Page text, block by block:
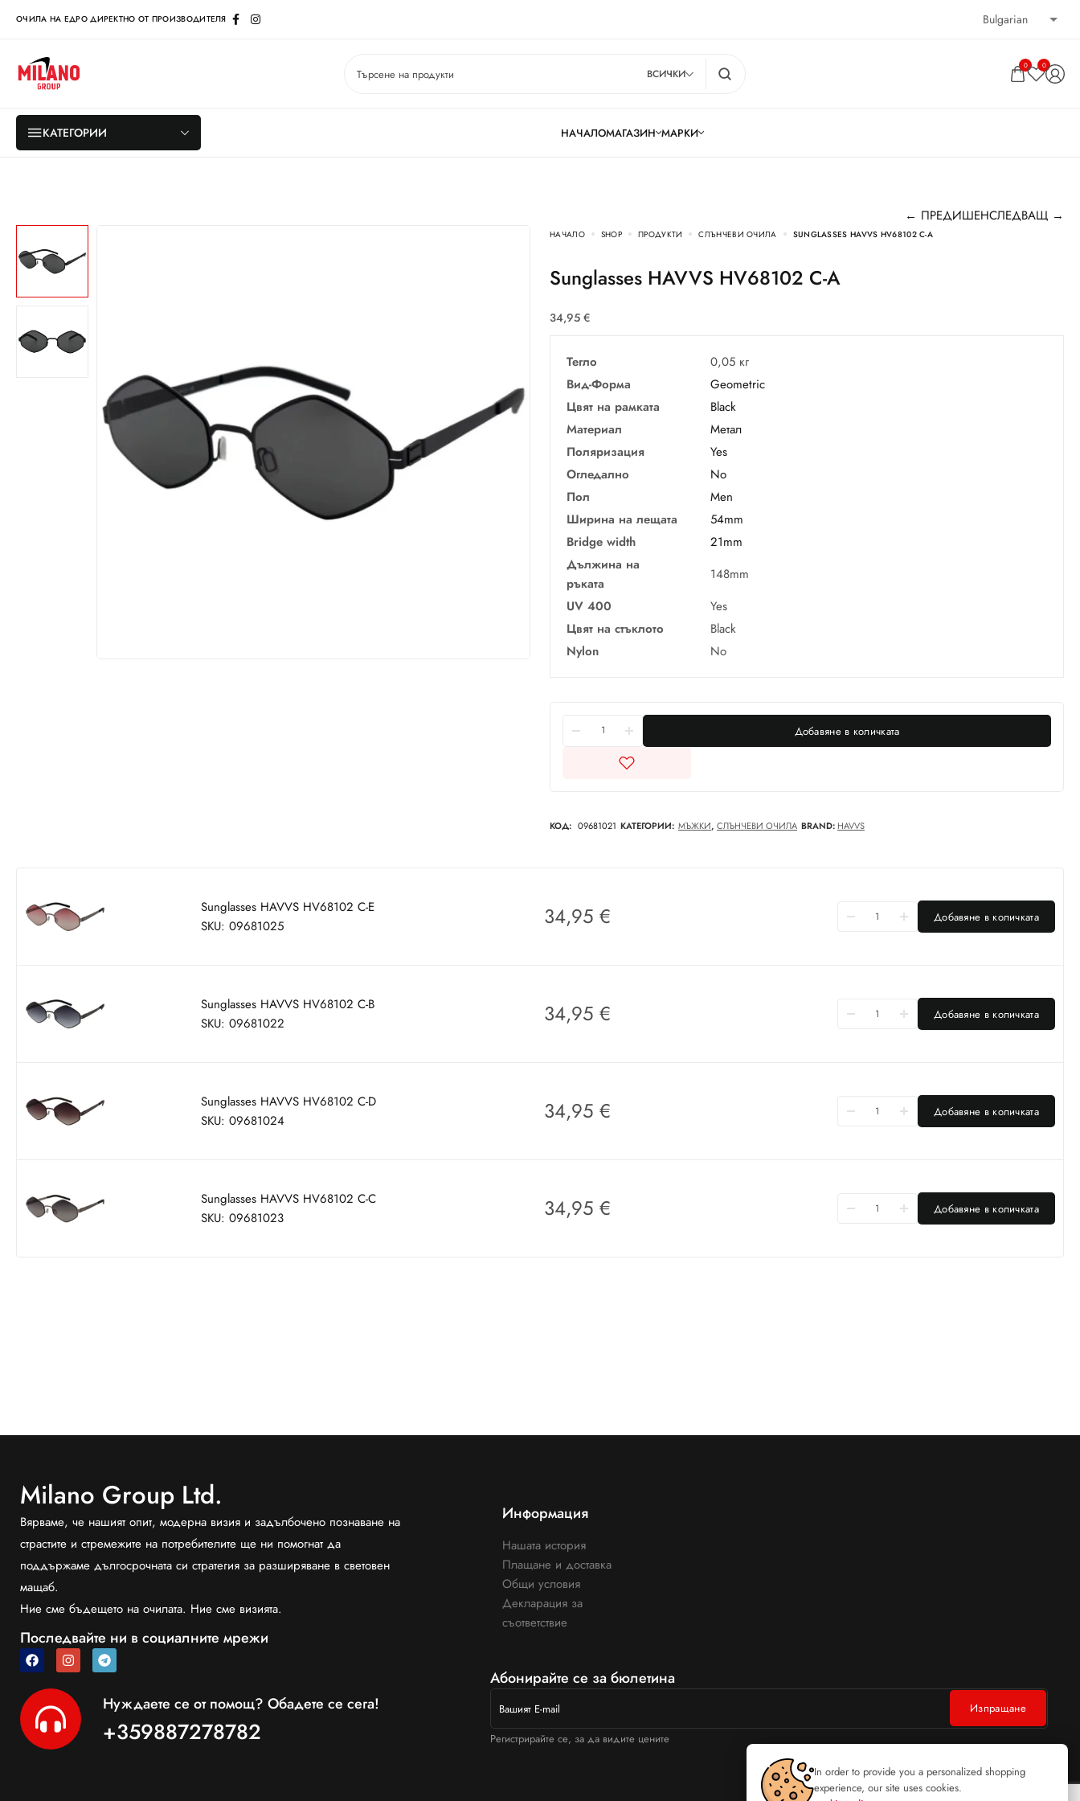
ОЧИЛА НА ЕДРО ДИРЕКТНО ОТ ПРОИЗВОДИТЕЛЯ
ВСИЧКИ
0 0
КАТЕГОРИИ НАЧАЛОМАГАЗИН МАРКИ
← ПРЕДИШЕНСЛЕДВАЩ →
НАЧАЛО SHOP ПРОДУКТИ СЛЪНЧЕВИ ОЧИЛА SUNGLASSES HAVVS HV68102 C-A
Sunglasses HAVVS HV68102 C-A
34,95 €
Тегло
0,05 кг
Вид-Форма
Geometric
Цвят на рамката
Black
Материал
Метал
Поляризация
Yes
Огледално
No
Пол
Men
Ширина на лещата
54mm
Bridge width
21mm
Дължина на
ръката
148mm
UV 400
Yes
Цвят на стъклото
Black
Nylon
No
Добавяне в количката
КОД: 09681021 КАТЕГОРИИ: МЪЖКИ, СЛЪНЧЕВИ ОЧИЛА BRAND: HAVVS
Sunglasses HAVVS HV68102 C-E
SKU: 09681025
34,95 € Добавяне в количката
Sunglasses HAVVS HV68102 C-B
SKU: 09681022
34,95 € Добавяне в количката
Sunglasses HAVVS HV68102 C-D
SKU: 09681024
34,95 € Добавяне в количката
Sunglasses HAVVS HV68102 C-C
SKU: 09681023
34,95 € Добавяне в количката
Milano Group Ltd.
Вярваме, че нашият опит, модерна визия и задълбочено познаване на
страстите и стремежите на потребителите ще ни помогнат да
поддържаме дългосрочната си стратегия за разширяване в световен
мащаб.
Ние сме бъдещето на очилата. Ние сме визията.
Последвайте ни в социалните мрежи
Нуждаете се от помощ? Обадете се сега!
+359887278782
Информация
Нашата история
Плащане и доставка
Общи условия
Декларация за
съответствие
Абонирайте се за бюлетина
Регистрирайте се, за да видите цените
In order to provide you a personalized shopping
experience, our site uses cookies.